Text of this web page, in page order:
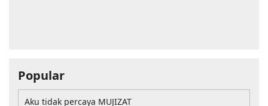
Popular
Aku tidak percaya MUJIZAT